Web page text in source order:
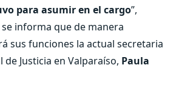
para asumir en el cargo”,
informa que de manera
sus funciones la actual secretaria
Justicia en Valparaíso, Paula